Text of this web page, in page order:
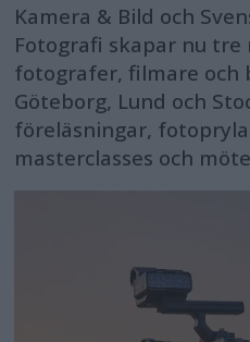
Kamera & Bild och
Fotografi skapar nu
fotografer, filmare och
Göteborg, Lund och
föreläsningar,
masterclasses och